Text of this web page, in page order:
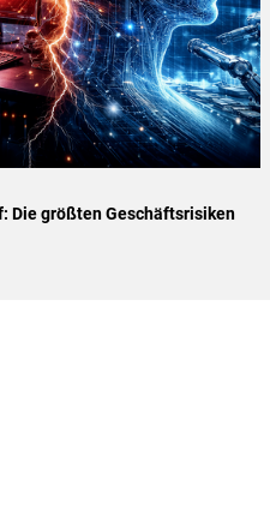
Die größten Geschäftsrisiken